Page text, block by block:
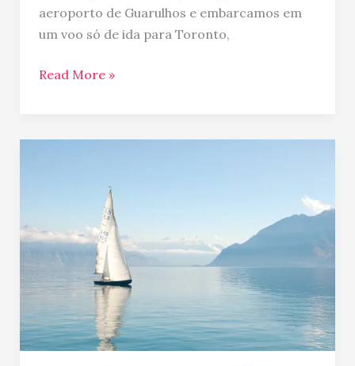
aeroporto de Guarulhos e embarcamos em
um voo só de ida para Toronto,
Read More »
dura
anos